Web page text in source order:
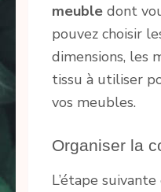
meuble dont
pouvez choisir
dimensions, les
tissu à utiliser
vos meubles.
Organiser la
L’étape